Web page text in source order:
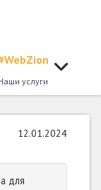
услуги
12.01.2024
для